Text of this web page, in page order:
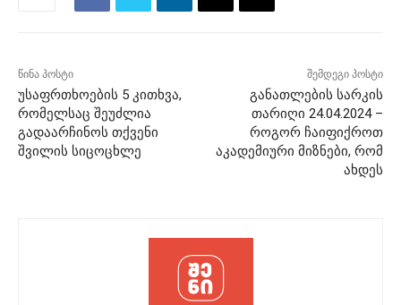
წინა პოსტი
უსაფრთხოების 5 კითხვა,
რომელსაც შეუძლია
გადაარჩინოს თქვენი
შვილის სიცოცხლე
შემდეგი პოსტი
განათლების სარკის
თარიღი 24.04.2024 –
როგორ ჩაიფიქროთ
აკადემიური მიზნები, რომ
ახდეს